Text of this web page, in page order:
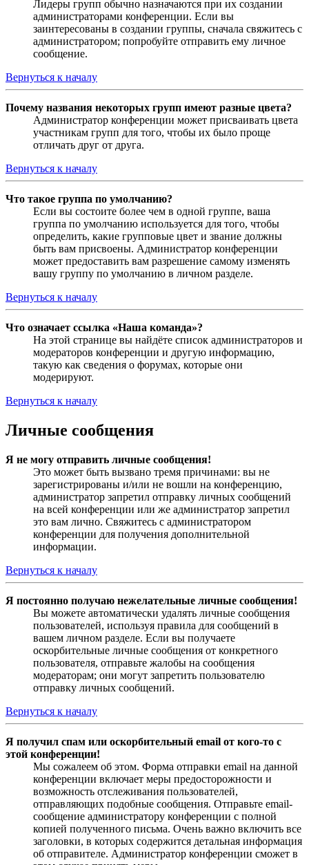
Лидеры групп обычно назначаются при их создании
администраторами конференции. Если вы
заинтересованы в создании группы, сначала свяжитесь с
администратором; попробуйте отправить ему личное
сообщение.
Вернуться к началу
Почему названия некоторых групп имеют разные цвета?
Администратор конференции может присваивать цвета
участникам групп для того, чтобы их было проще
отличать друг от друга.
Вернуться к началу
Что такое группа по умолчанию?
Если вы состоите более чем в одной группе, ваша
группа по умолчанию используется для того, чтобы
определить, какие групповые цвет и звание должны
быть вам присвоены. Администратор конференции
может предоставить вам разрешение самому изменять
вашу группу по умолчанию в личном разделе.
Вернуться к началу
Что означает ссылка «Наша команда»?
На этой странице вы найдёте список администраторов и
модераторов конференции и другую информацию,
такую как сведения о форумах, которые они
модерируют.
Вернуться к началу
Личные сообщения
Я не могу отправить личные сообщения!
Это может быть вызвано тремя причинами: вы не
зарегистрированы и/или не вошли на конференцию,
администратор запретил отправку личных сообщений
на всей конференции или же администратор запретил
это вам лично. Свяжитесь с администратором
конференции для получения дополнительной
информации.
Вернуться к началу
Я постоянно получаю нежелательные личные сообщения!
Вы можете автоматически удалять личные сообщения
пользователей, используя правила для сообщений в
вашем личном разделе. Если вы получаете
оскорбительные личные сообщения от конкретного
пользователя, отправьте жалобы на сообщения
модераторам; они могут запретить пользователю
отправку личных сообщений.
Вернуться к началу
Я получил спам или оскорбительный email от кого-то с
этой конференции!
Мы сожалеем об этом. Форма отправки email на данной
конференции включает меры предосторожности и
возможность отслеживания пользователей,
отправляющих подобные сообщения. Отправьте email-
сообщение администратору конференции с полной
копией полученного письма. Очень важно включить все
заголовки, в которых содержится детальная информация
об отправителе. Администратор конференции сможет в